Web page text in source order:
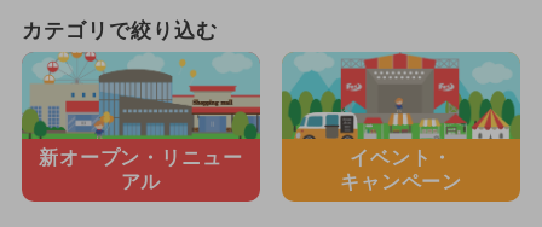
カテゴリで絞り込む
新オープン・ リニュー
アル
イベント・
キャンペーン